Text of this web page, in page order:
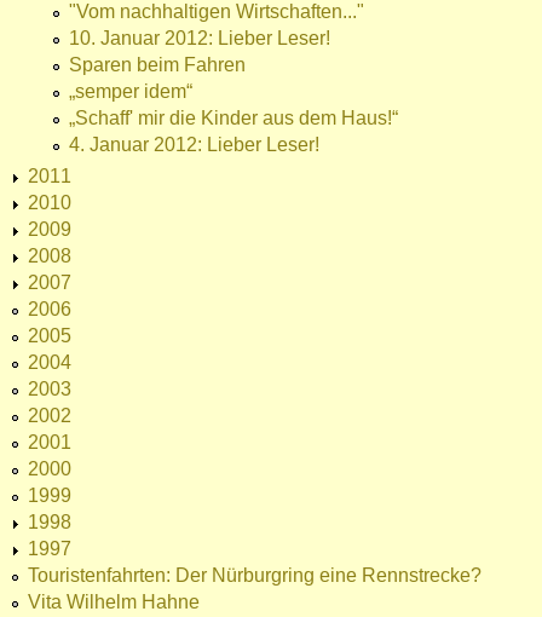
"Vom nachhaltigen Wirtschaften..."
10. Januar 2012: Lieber Leser!
Sparen beim Fahren
„semper idem“
„Schaff' mir die Kinder aus dem Haus!“
4. Januar 2012: Lieber Leser!
2011
2010
2009
2008
2007
2006
2005
2004
2003
2002
2001
2000
1999
1998
1997
Touristenfahrten: Der Nürburgring eine Rennstrecke?
Vita Wilhelm Hahne